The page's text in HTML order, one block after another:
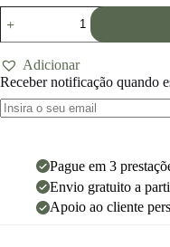
Adicionar
Receber notificação quando
Pague em 3
Envio gratuito a
Apoio ao cliente